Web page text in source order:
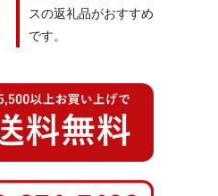
スの返礼品がおすすめ
です。